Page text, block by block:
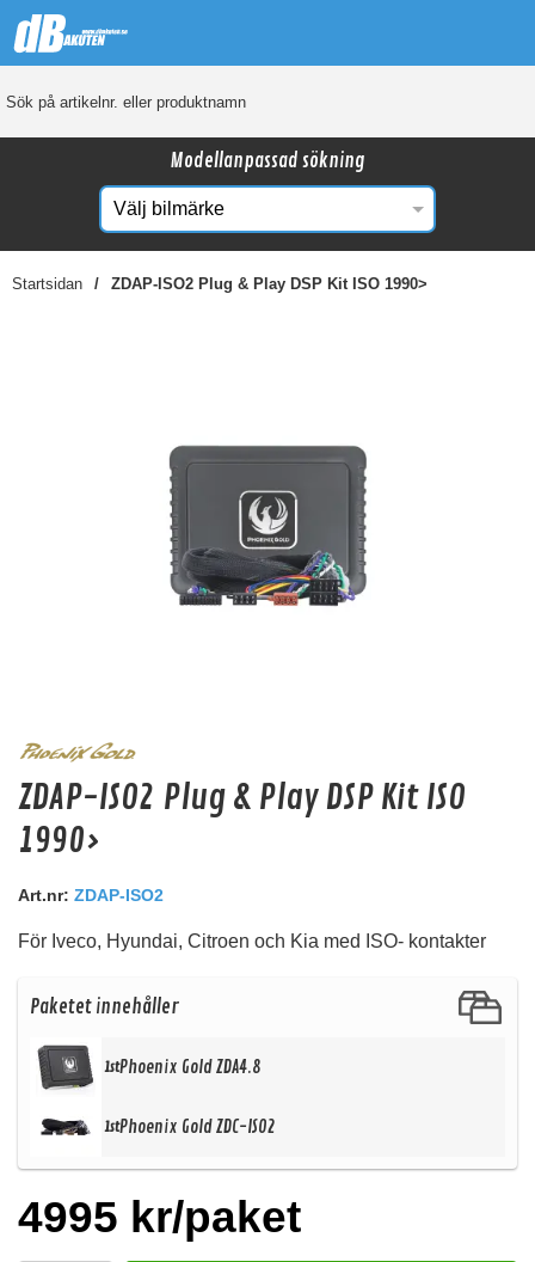
Modellanpassad sökning
Startsidan ZDAP-ISO2 Plug & Play DSP Kit ISO 1990>
Audiocontrol Acr-3
Fjärrkontroll
Finns i lagershop Göteborg
ZDAP-ISO2 Plug & Play DSP Kit ISO
1990>
Art.nr: ZDAP-ISO2
För Iveco, Hyundai, Citroen och Kia med ISO- kontakter
Paketet innehåller
1stPhoenix Gold ZDA4.8
1stPhoenix Gold ZDC-ISO2
4995 kr/paket